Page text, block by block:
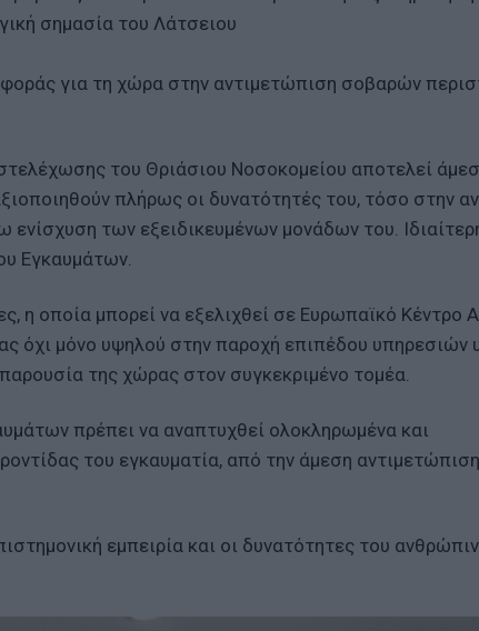
σημασία του Λάτσειου
για τη χώρα στην αντιμετώπιση σοβαρών
του Θριάσιου Νοσοκομείου αποτελεί
πλήρως οι δυνατότητές του, τόσο στην
των εξειδικευμένων μονάδων του.
Εγκαυμάτων.
η οποία μπορεί να εξελιχθεί σε Ευρωπαϊκό Κέντρο
όχι μόνο υψηλού στην παροχή επιπέδου υπηρεσιών
της χώρας στον συγκεκριμένο τομέα.
πρέπει να αναπτυχθεί ολοκληρωμένα και
του εγκαυματία, από την άμεση
εμπειρία και οι δυνατότητες του